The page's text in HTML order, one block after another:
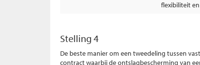
flexibiliteit
Stelling 4
De beste manier om een tweedeling tussen
contract waarbij de ontslagbescherming van